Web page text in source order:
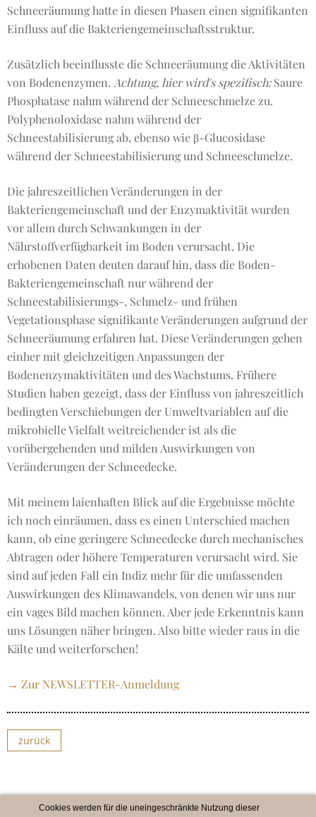
Schneeräumung hatte in diesen Phasen einen signifikanten
Einfluss auf die Bakteriengemeinschaftsstruktur.
Zusätzlich beeinflusste die Schneeräumung die Aktivitäten
von Bodenenzymen. Achtung, hier wird's spezifisch:Saure
Phosphatase nahm während der Schneeschmelze zu.
Polyphenoloxidase nahm während der
Schneestabilisierung ab, ebenso wie β-Glucosidase
während der Schneestabilisierung und Schneeschmelze.
Die jahreszeitlichen Veränderungen in der
Bakteriengemeinschaft und der Enzymaktivität wurden
vor allem durch Schwankungen in der
Nährstoffverfügbarkeit im Boden verursacht. Die
erhobenen Daten deuten darauf hin, dass die Boden-
Bakteriengemeinschaft nur während der
Schneestabilisierungs-, Schmelz- und frühen
Vegetationsphase signifikante Veränderungen aufgrund der
Schneeräumung erfahren hat. Diese Veränderungen gehen
einher mit gleichzeitigen Anpassungen der
Bodenenzymaktivitäten und des Wachstums. Frühere
Studien haben gezeigt, dass der Einfluss von jahreszeitlich
bedingten Verschiebungen der Umweltvariablen auf die
mikrobielle Vielfalt weitreichender ist als die
vorübergehenden und milden Auswirkungen von
Veränderungen der Schneedecke.
Mit meinem laienhaften Blick auf die Ergebnisse möchte
ich noch einräumen, dass es einen Unterschied machen
kann, ob eine geringere Schneedecke durch mechanisches
Abtragen oder höhere Temperaturen verursacht wird. Sie
sind auf jeden Fall ein Indiz mehr für die umfassenden
Auswirkungen des Klimawandels, von denen wir uns nur
ein vages Bild machen können. Aber jede Erkenntnis kann
uns Lösungen näher bringen. Also bitte wieder raus in die
Kälte und weiterforschen!
→ Zur NEWSLETTER-Anmeldung
zurück
Cookies werden für die uneingeschränkte Nutzung dieser